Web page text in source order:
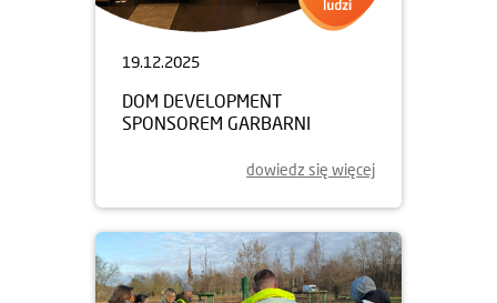
19.12.2025
DOM DEVELOPMENT
SPONSOREM GARBARNI
dowiedz się więcej